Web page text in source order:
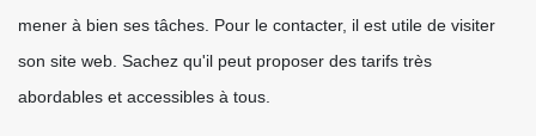
mener à bien ses tâches. Pour le contacter, il est utile de visiter
son site web. Sachez qu'il peut proposer des tarifs très
abordables et accessibles à tous.